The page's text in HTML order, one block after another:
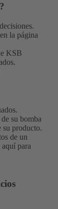
la página
KSB
su bomba
su producto.
de un
aquí para